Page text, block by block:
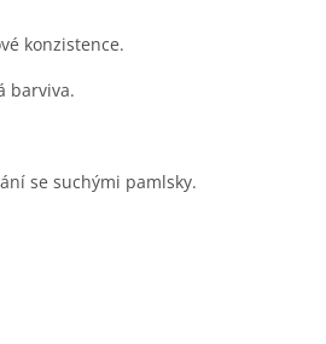
konzistence.
barviva.
se suchými pamlsky.